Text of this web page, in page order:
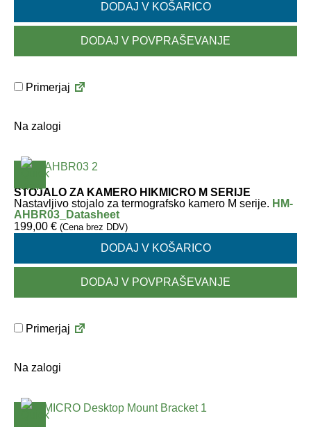
DODAJ V KOŠARICO
DODAJ V POVPRAŠEVANJE
Primerjaj
Na zalogi
STOJALO ZA KAMERO HIKMICRO M SERIJE
Nastavljivo stojalo za termografsko kamero M serije. HM-
AHBR03_Datasheet
199,00 € (Cena brez DDV)
DODAJ V KOŠARICO
DODAJ V POVPRAŠEVANJE
Primerjaj
Na zalogi